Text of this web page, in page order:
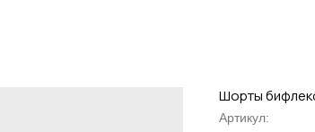
Шорты
Артикул: